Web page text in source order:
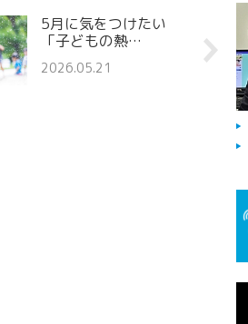
5月に気をつけたい
「子どもの熱…
2026.05.21